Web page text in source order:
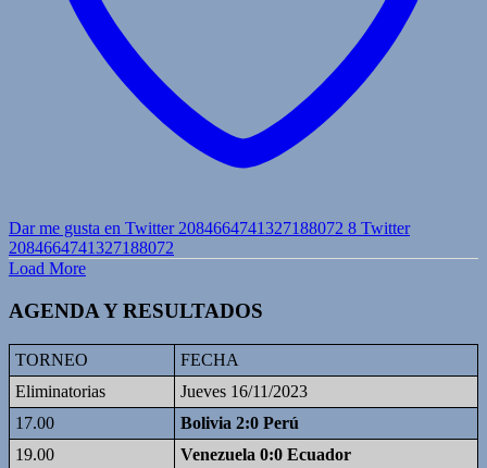
Dar me gusta en Twitter 2084664741327188072 8 Twitter
2084664741327188072
Load More
AGENDA Y RESULTADOS
TORNEO
FECHA
Eliminatorias
Jueves 16/11/2023
17.00
Bolivia 2:0 Perú
19.00
Venezuela 0:0 Ecuador